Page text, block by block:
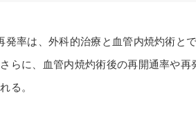
発率は、外科的治療と血管内焼灼術と
らに、血管内焼灼術後の再開通率や
る。